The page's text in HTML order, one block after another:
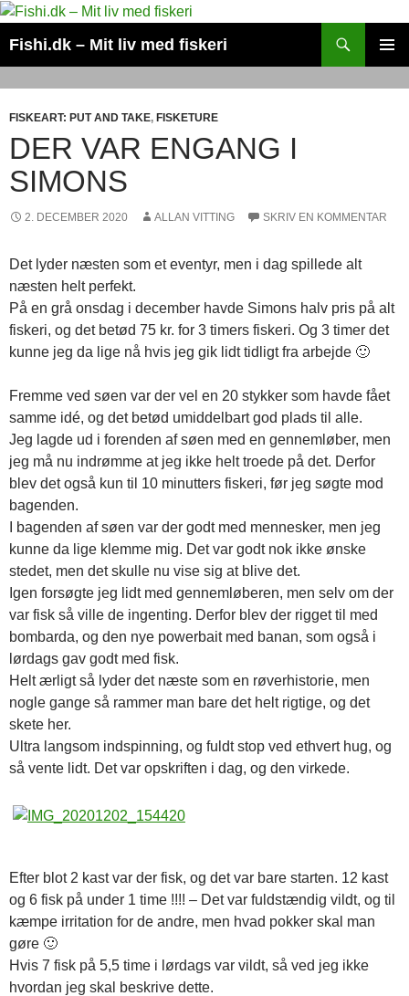
Hop
indhold
Fishi.dk – Mit liv med fiskeri
FISKEART: PUT AND TAKE, FISKETURE
DER VAR ENGANG I
SIMONS
2. DECEMBER 2020 ALLAN VITTING SKRIV EN KOMMENTAR
Det lyder næsten som et eventyr, men i dag spillede alt
næsten helt perfekt.
På en grå onsdag i december havde Simons halv pris på alt
fiskeri, og det betød 75 kr. for 3 timers fiskeri. Og 3 timer det
kunne jeg da lige nå hvis jeg gik lidt tidligt fra arbejde 🙂
Fremme ved søen var der vel en 20 stykker som havde fået
samme idé, og det betød umiddelbart god plads til alle.
Jeg lagde ud i forenden af søen med en gennemløber, men
jeg må nu indrømme at jeg ikke helt troede på det. Derfor
blev det også kun til 10 minutters fiskeri, før jeg søgte mod
bagenden.
I bagenden af søen var der godt med mennesker, men jeg
kunne da lige klemme mig. Det var godt nok ikke ønske
stedet, men det skulle nu vise sig at blive det.
Igen forsøgte jeg lidt med gennemløberen, men selv om der
var fisk så ville de ingenting. Derfor blev der rigget til med
bombarda, og den nye powerbait med banan, som også i
lørdags gav godt med fisk.
Helt ærligt så lyder det næste som en røverhistorie, men
nogle gange så rammer man bare det helt rigtige, og det
skete her.
Ultra langsom indspinning, og fuldt stop ved ethvert hug, og
så vente lidt. Det var opskriften i dag, og den virkede.
Efter blot 2 kast var der fisk, og det var bare starten. 12 kast
og 6 fisk på under 1 time !!!! – Det var fuldstændig vildt, og til
kæmpe irritation for de andre, men hvad pokker skal man
gøre 🙂
Hvis 7 fisk på 5,5 time i lørdags var vildt, så ved jeg ikke
hvordan jeg skal beskrive dette.